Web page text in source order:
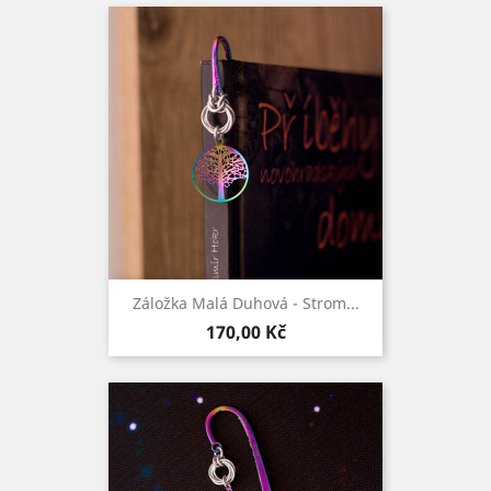
Záložka Malá Duhová - Strom...
Cena
170,00 Kč